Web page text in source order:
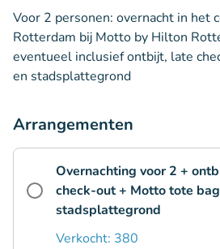
Voor 2 personen: overnacht in het
Rotterdam bij Motto by Hilton
eventueel inclusief ontbijt, late
en stadsplattegrond
Arrangementen
Overnachting voor 2 +
check-out + Motto tote
stadsplattegrond
Verkocht: 380